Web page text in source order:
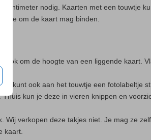
nodig. Kaarten met een touwtje
om de kaart mag binden.
ook om de hoogte van een liggende kaart.
kunt ook aan het touwtje een fotolabeltje
kun je deze in vieren knippen en
Wij verkopen deze takjes niet. Je mag ze
kaart.